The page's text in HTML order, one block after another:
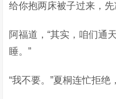
给你抱两床被子过来，
阿福道，“其实，咱们通
睡。”
“我不要。”夏桐连忙拒绝